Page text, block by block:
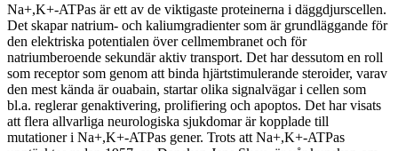
Na+,K+-ATPas är ett av de viktigaste proteinerna i däggdjurscellen.
Det skapar natrium- och kaliumgradienter som är grundläggande för
den elektriska potentialen över cellmembranet och för
natriumberoende sekundär aktiv transport. Det har dessutom en roll
som receptor som genom att binda hjärtstimulerande steroider, varav
den mest kända är ouabain, startar olika signalvägar i cellen som
bl.a. reglerar genaktivering, prolifiering och apoptos. Det har visats
att flera allvarliga neurologiska sjukdomar är kopplade till
mutationer i Na+,K+-ATPas gener. Trots att Na+,K+-ATPas